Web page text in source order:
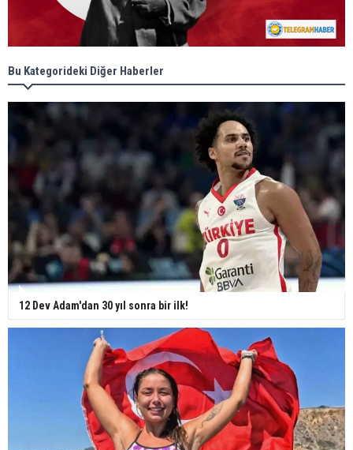
Bu Kategorideki Diğer Haberler
12 Dev Adam'dan 30 yıl sonra bir ilk!